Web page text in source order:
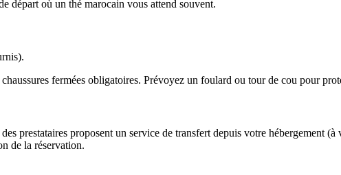
départ où un thé marocain vous attend souvent.
fermées obligatoires. Prévoyez un foulard ou tour de cou pour
prestataires proposent un service de transfert depuis votre hébergement
de la réservation.